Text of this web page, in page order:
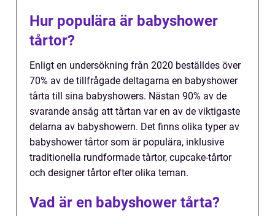
Hur populära är babyshower
tårtor?
Enligt en undersökning från 2020 beställdes över
70% av de tillfrågade deltagarna en babyshower
tårta till sina babyshowers. Nästan 90% av de
svarande ansåg att tårtan var en av de viktigaste
delarna av babyshowern. Det finns olika typer av
babyshower tårtor som är populära, inklusive
traditionella rundformade tårtor, cupcake-tårtor
och designer tårtor efter olika teman.
Vad är en babyshower tårta?